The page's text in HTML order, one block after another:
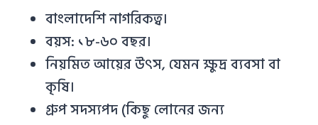
বাংলাদেশি নাগরিকত্ব।
বয়স: ১৮-৬০ বছর।
নিয়মিত আয়ের উৎস, যেমন ক্ষুদ্র ব্যবসা বা
কৃষি।
গ্রুপ সদস্যপদ (কিছু লোনের জন্য